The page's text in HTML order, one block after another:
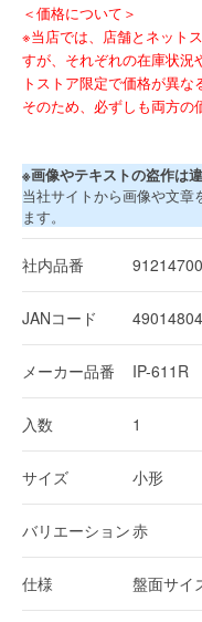
＜価格について＞
※当店では、店舗とネット
すが、それぞれの在庫状況
トストア限定で価格が異な
そのため、必ずしも両方の
※画像やテキストの盗作は
当社サイトから画像や文章
ます。
社内品番 91214700
JANコード
メーカー品番 IP-611R
入数 1
サイズ 小形
バリエーション赤
仕様 盤面サイ